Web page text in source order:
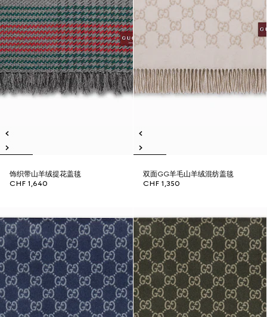
饰织带山羊绒提花盖毯
CHF 1,640
双面GG羊毛山羊绒混纺盖毯
CHF 1,350